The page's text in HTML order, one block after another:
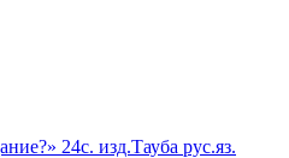
24с. изд.Тауба рус.яз.